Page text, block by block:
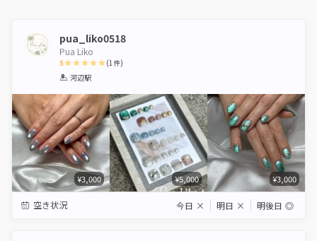
pua_liko0518
Pua Liko
5
1 2 3 4
(1件)
河辺駅
¥3,000 ¥5,000 ¥3,000
空き状況 今日 × 明日 × 明後日 ◎